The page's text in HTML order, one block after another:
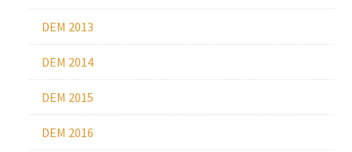
DEM 2013
DEM 2014
DEM 2015
DEM 2016